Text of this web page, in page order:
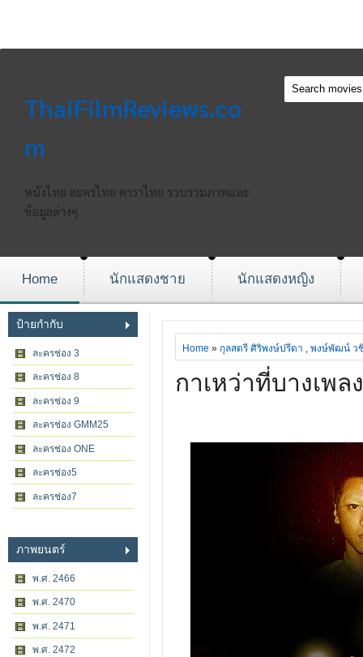
ThaiFilmReviews.co
m
หนังไทย ละครไทย ดาราไทย รวบรวมภาพและ
ข้อมูลต่างๆ
Home นักแสดงชาย นักแสดงหญิง
ป้ายกำกับ
ละครช่อง 3
ละครช่อง 8
ละครช่อง 9
ละครช่อง GMM25
ละครช่อง ONE
ละครช่อง5
ละครช่อง7
ภาพยนตร์
พ.ศ. 2466
พ.ศ. 2470
พ.ศ. 2471
พ.ศ. 2472
Home » กุลสตรี ศิริพงษ์ปรีดา , พงษ์พัฒน์ ว
กาเหว่าที่บางเพลง